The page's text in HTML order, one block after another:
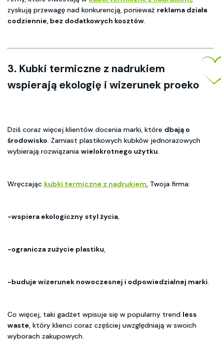
zyskują przewagę nad konkurencją, ponieważ reklama działa
codziennie, bez dodatkowych kosztów.
3. Kubki termiczne z nadrukiem
wspierają ekologię i wizerunek proeko
Dziś coraz więcej klientów docenia marki, które dbają o
środowisko. Zamiast plastikowych kubków jednorazowych
wybierają rozwiązania wielokrotnego użytku.
Wręczając kubki termiczne z nadrukiem, Twoja firma:
-wspiera ekologiczny styl życia,
-ogranicza zużycie plastiku,
-buduje wizerunek nowoczesnej i odpowiedzialnej marki.
Co więcej, taki gadżet wpisuje się w popularny trend less
waste, który klienci coraz częściej uwzględniają w swoich
wyborach zakupowych.